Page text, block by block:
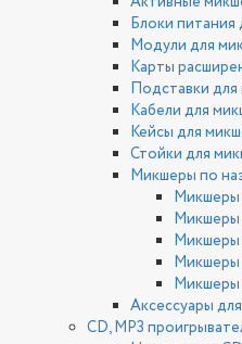
Блоки питания
Модули для
Карты
Подставки
Кабели для
Кейсы для
Стойки для
Микшеры по
Микшеры
Микшеры
Микшеры
Микшеры
Микшеры
Аксессуары
CD, MP3